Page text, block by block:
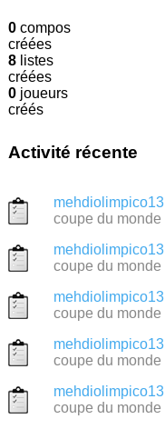
0compos
créées
8listes
créées
0joueurs
créés
Activité récente
mehdiolimpico13
coupe du monde
mehdiolimpico13
coupe du monde
mehdiolimpico13
coupe du monde
mehdiolimpico13
coupe du monde
mehdiolimpico13
coupe du monde